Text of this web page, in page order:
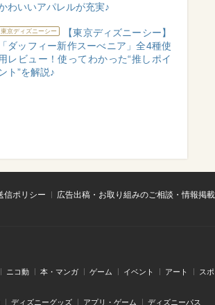
わいいアパレルが充実♪
東京ディズニーシー
【東京ディズニーシー】
「ダッフィー新作スーべニア」全4種使
用レビュー！使ってわかった“推しポイ
ント”を解説♪
信ポリシー
広告出稿・お取り組みのご相談・情報掲
ニコ動 本・マンガ ゲーム イベント アート ス
ディズニーグッズ アプリ・ゲーム ディズニーパス